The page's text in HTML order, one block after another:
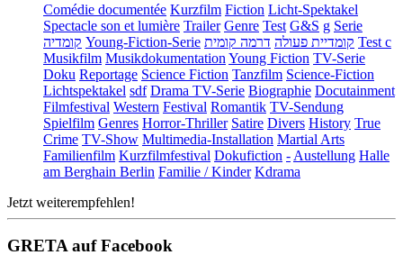
Comédie documentée Kurzfilm Fiction Licht-Spektakel
Spectacle son et lumière Trailer Genre Test G&S g Serie
קומדיה Young-Fiction-Serie קומדיית פעולה דרמה קומית
Test c
Musikfilm Musikdokumentation Young Fiction TV-Serie
Doku Reportage Science Fiction Tanzfilm Science-Fiction
Lichtspektakel sdf Drama TV-Serie Biographie Docutainment
Filmfestival Western Festival Romantik TV-Sendung
Spielfilm Genres Horror-Thriller Satire Divers History True
Crime TV-Show Multimedia-Installation Martial Arts
Familienfilm Kurzfilmfestival Dokufiction - Austellung Halle
am Berghain Berlin Familie / Kinder Kdrama
Jetzt weiterempfehlen!
GRETA auf Facebook